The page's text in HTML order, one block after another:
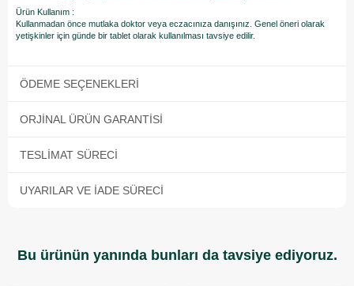
Ürün Kullanım :
Kullanmadan önce mutlaka doktor veya eczacınıza danışınız. Genel öneri olarak
yetişkinler için günde bir tablet olarak kullanılması tavsiye edilir.
ÖDEME SEÇENEKLERI
ORJINAL ÜRÜN GARANTISI
TESLIMAT SÜRECI
UYARILAR VE İADE SÜRECI
Bu ürünün yanında bunları da tavsiye ediyoruz.